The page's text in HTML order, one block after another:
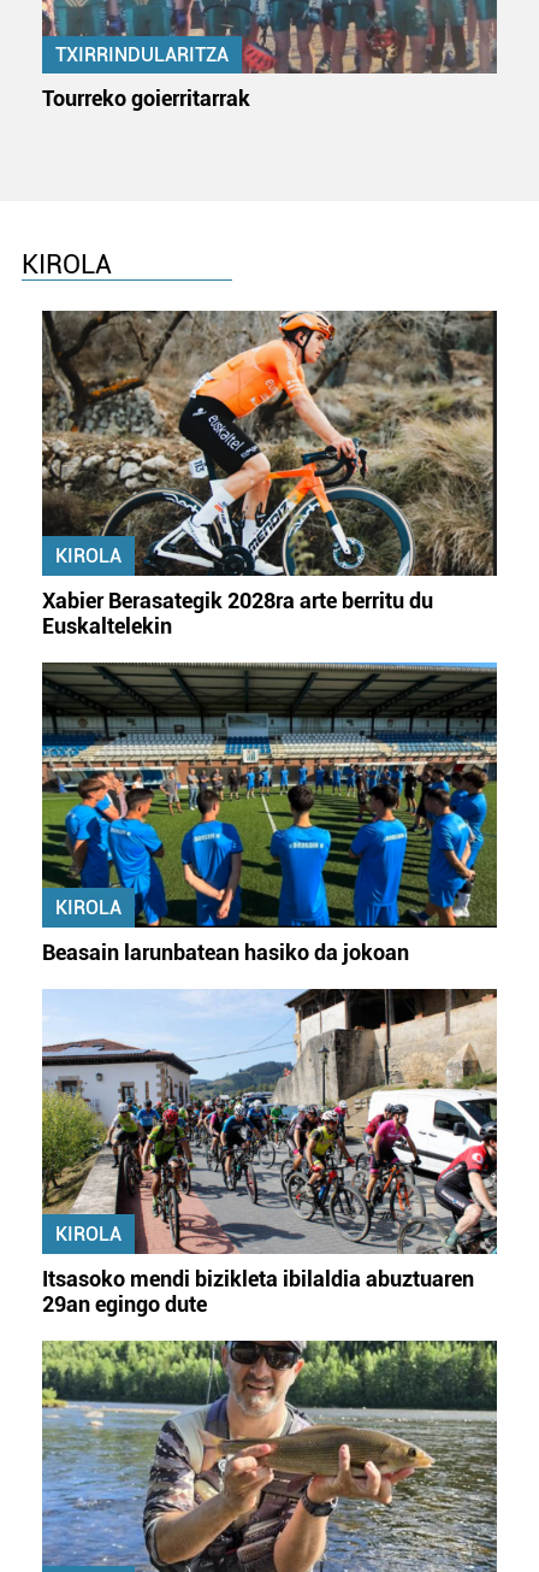
TXIRRINDULARITZA
Tourreko goierritarrak
KIROLA
KIROLA
Xabier Berasategik 2028ra arte berritu du
Euskaltelekin
KIROLA
Beasain larunbatean hasiko da jokoan
KIROLA
Itsasoko mendi bizikleta ibilaldia abuztuaren
29an egingo dute